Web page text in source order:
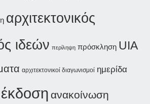
αρχιτεκτονικός
ιδεών περίληψη πρόσκληση UIA
αρχιτεκτονικοί διαγωνισμοί ημερίδα
έκδοση ανακοίνωση